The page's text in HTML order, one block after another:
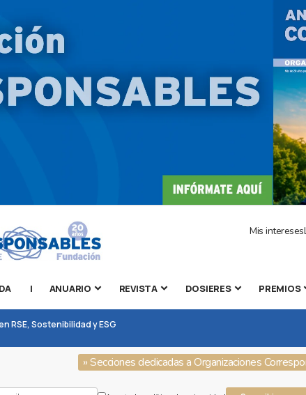
Mis intereses
| ANUARIO REVISTA DOSIERES PREMIOS
RSE, Sostenibilidad y ESG
» Secciones dedicadas a Organizaciones